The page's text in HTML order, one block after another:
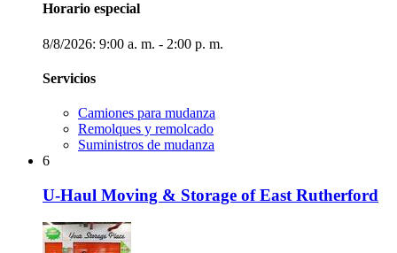
Horario especial
8/8/2026: 9:00 a. m. - 2:00 p. m.
Servicios
Camiones para mudanza
Remolques y remolcado
Suministros de mudanza
6
U-Haul Moving & Storage of East Rutherford